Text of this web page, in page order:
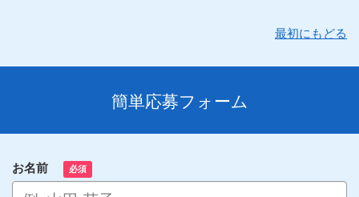
最初にもどる
簡単応募フォーム
お名前 必須